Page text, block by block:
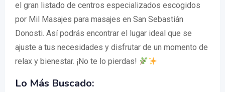
el gran listado de centros especializados escogidos
por Mil Masajes para masajes en San Sebastián
Donosti. Así podrás encontrar el lugar ideal que se
ajuste a tus necesidades y disfrutar de un momento de
relax y bienestar. ¡No te lo pierdas!
Lo Más Buscado: